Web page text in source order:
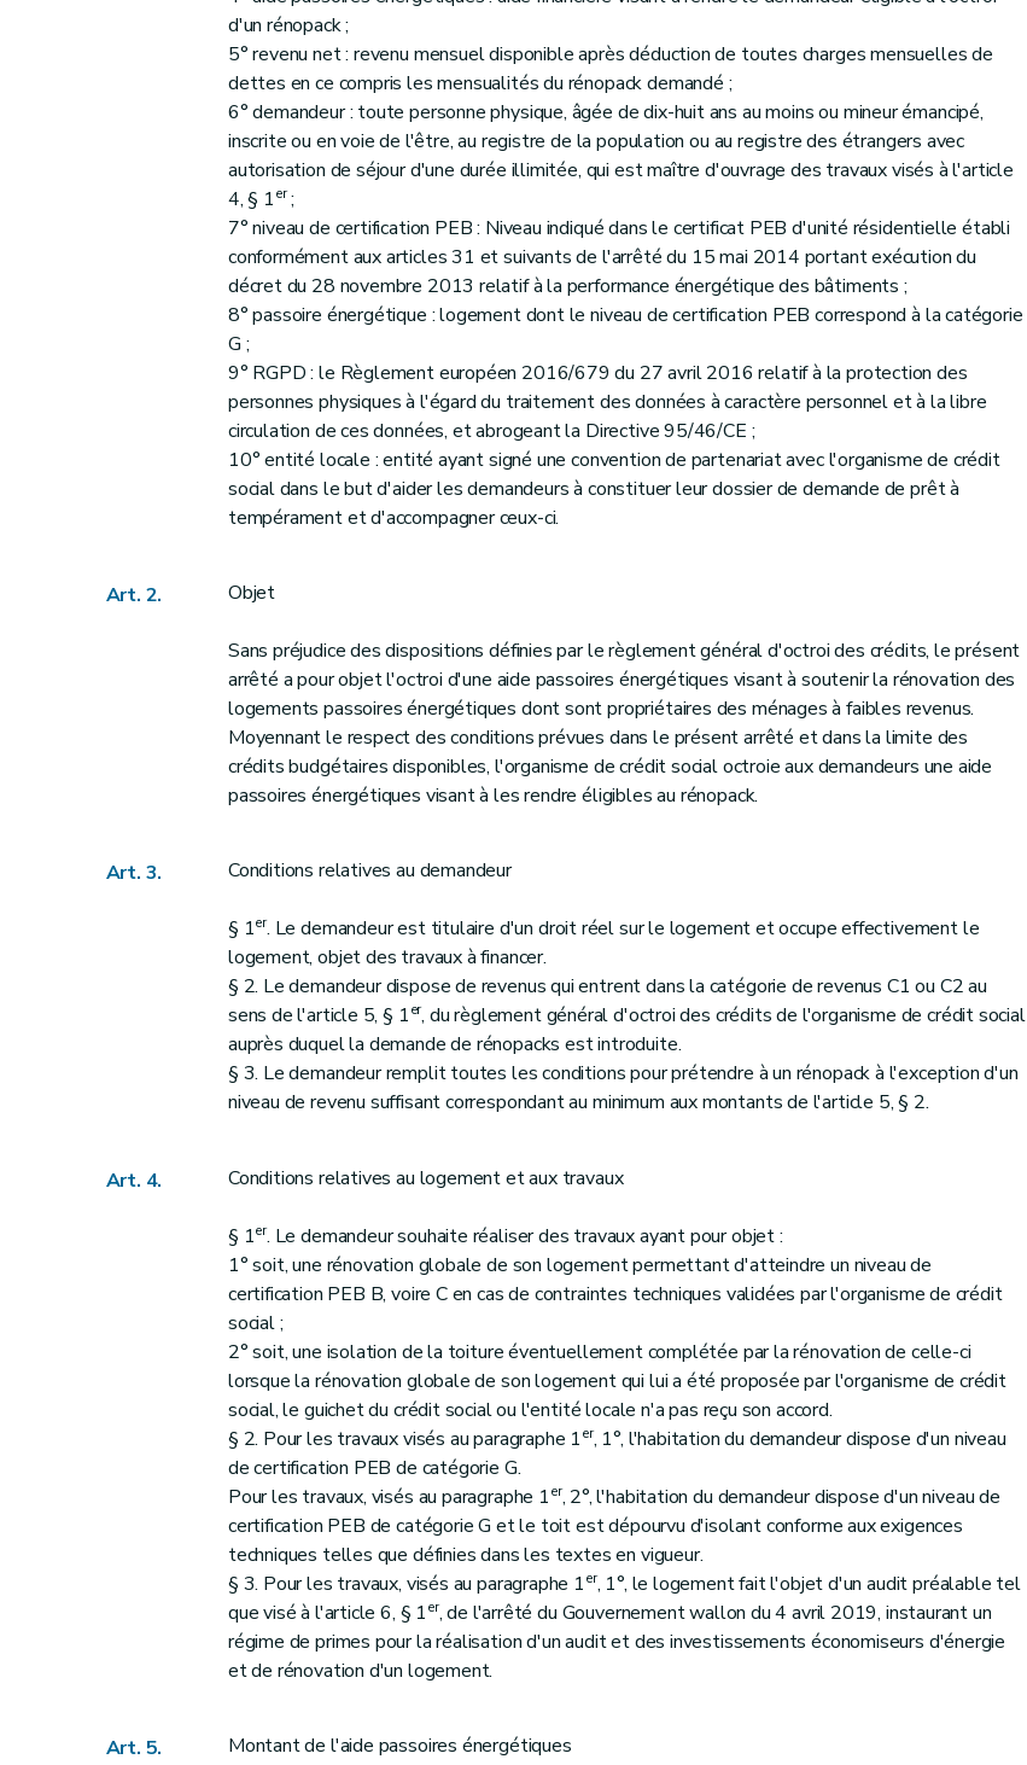
d'un rénopack ;
5° revenu net : revenu mensuel disponible après déduction de toutes charges mensuelles de
dettes en ce compris les mensualités du rénopack demandé ;
6° demandeur : toute personne physique, âgée de dix-huit ans au moins ou mineur émancipé,
inscrite ou en voie de l'être, au registre de la population ou au registre des étrangers avec
autorisation de séjour d'une durée illimitée, qui est maître d'ouvrage des travaux visés à l'article
4, § 1er;
7° niveau de certification PEB : Niveau indiqué dans le certificat PEB d'unité résidentielle établi
conformément aux articles 31 et suivants de l'arrêté du 15 mai 2014 portant exécution du
décret du 28 novembre 2013 relatif à la performance énergétique des bâtiments ;
8° passoire énergétique : logement dont le niveau de certification PEB correspond à la catégorie
G ;
9° RGPD : le Règlement européen 2016/679 du 27 avril 2016 relatif à la protection des
personnes physiques à l'égard du traitement des données à caractère personnel et à la libre
circulation de ces données, et abrogeant la Directive 95/46/CE ;
10° entité locale : entité ayant signé une convention de partenariat avec l'organisme de crédit
social dans le but d'aider les demandeurs à constituer leur dossier de demande de prêt à
tempérament et d'accompagner ceux-ci.
Art. 2. Objet
Sans préjudice des dispositions définies par le règlement général d'octroi des crédits, le présent
arrêté a pour objet l'octroi d'une aide passoires énergétiques visant à soutenir la rénovation des
logements passoires énergétiques dont sont propriétaires des ménages à faibles revenus.
Moyennant le respect des conditions prévues dans le présent arrêté et dans la limite des
crédits budgétaires disponibles, l'organisme de crédit social octroie aux demandeurs une aide
passoires énergétiques visant à les rendre éligibles au rénopack.
Art. 3. Conditions relatives au demandeur
§ 1er. Le demandeur est titulaire d'un droit réel sur le logement et occupe effectivement le
logement, objet des travaux à financer.
§ 2. Le demandeur dispose de revenus qui entrent dans la catégorie de revenus C1 ou C2 au
sens de l'article 5, § 1er, du règlement général d'octroi des crédits de l'organisme de crédit social
auprès duquel la demande de rénopacks est introduite.
§ 3. Le demandeur remplit toutes les conditions pour prétendre à un rénopack à l'exception d'un
niveau de revenu suffisant correspondant au minimum aux montants de l'article 5, § 2.
Art. 4. Conditions relatives au logement et aux travaux
§ 1er. Le demandeur souhaite réaliser des travaux ayant pour objet :
1° soit, une rénovation globale de son logement permettant d'atteindre un niveau de
certification PEB B, voire C en cas de contraintes techniques validées par l'organisme de crédit
social ;
2° soit, une isolation de la toiture éventuellement complétée par la rénovation de celle-ci
lorsque la rénovation globale de son logement qui lui a été proposée par l'organisme de crédit
social, le guichet du crédit social ou l'entité locale n'a pas reçu son accord.
§ 2. Pour les travaux visés au paragraphe 1er, 1°, l'habitation du demandeur dispose d'un niveau
de certification PEB de catégorie G.
Pour les travaux, visés au paragraphe 1er, 2°, l'habitation du demandeur dispose d'un niveau de
certification PEB de catégorie G et le toit est dépourvu d'isolant conforme aux exigences
techniques telles que définies dans les textes en vigueur.
§ 3. Pour les travaux, visés au paragraphe 1er, 1°, le logement fait l'objet d'un audit préalable tel
que visé à l'article 6, § 1er, de l'arrêté du Gouvernement wallon du 4 avril 2019, instaurant un
régime de primes pour la réalisation d'un audit et des investissements économiseurs d'énergie
et de rénovation d'un logement.
Art. 5. Montant de l'aide passoires énergétiques